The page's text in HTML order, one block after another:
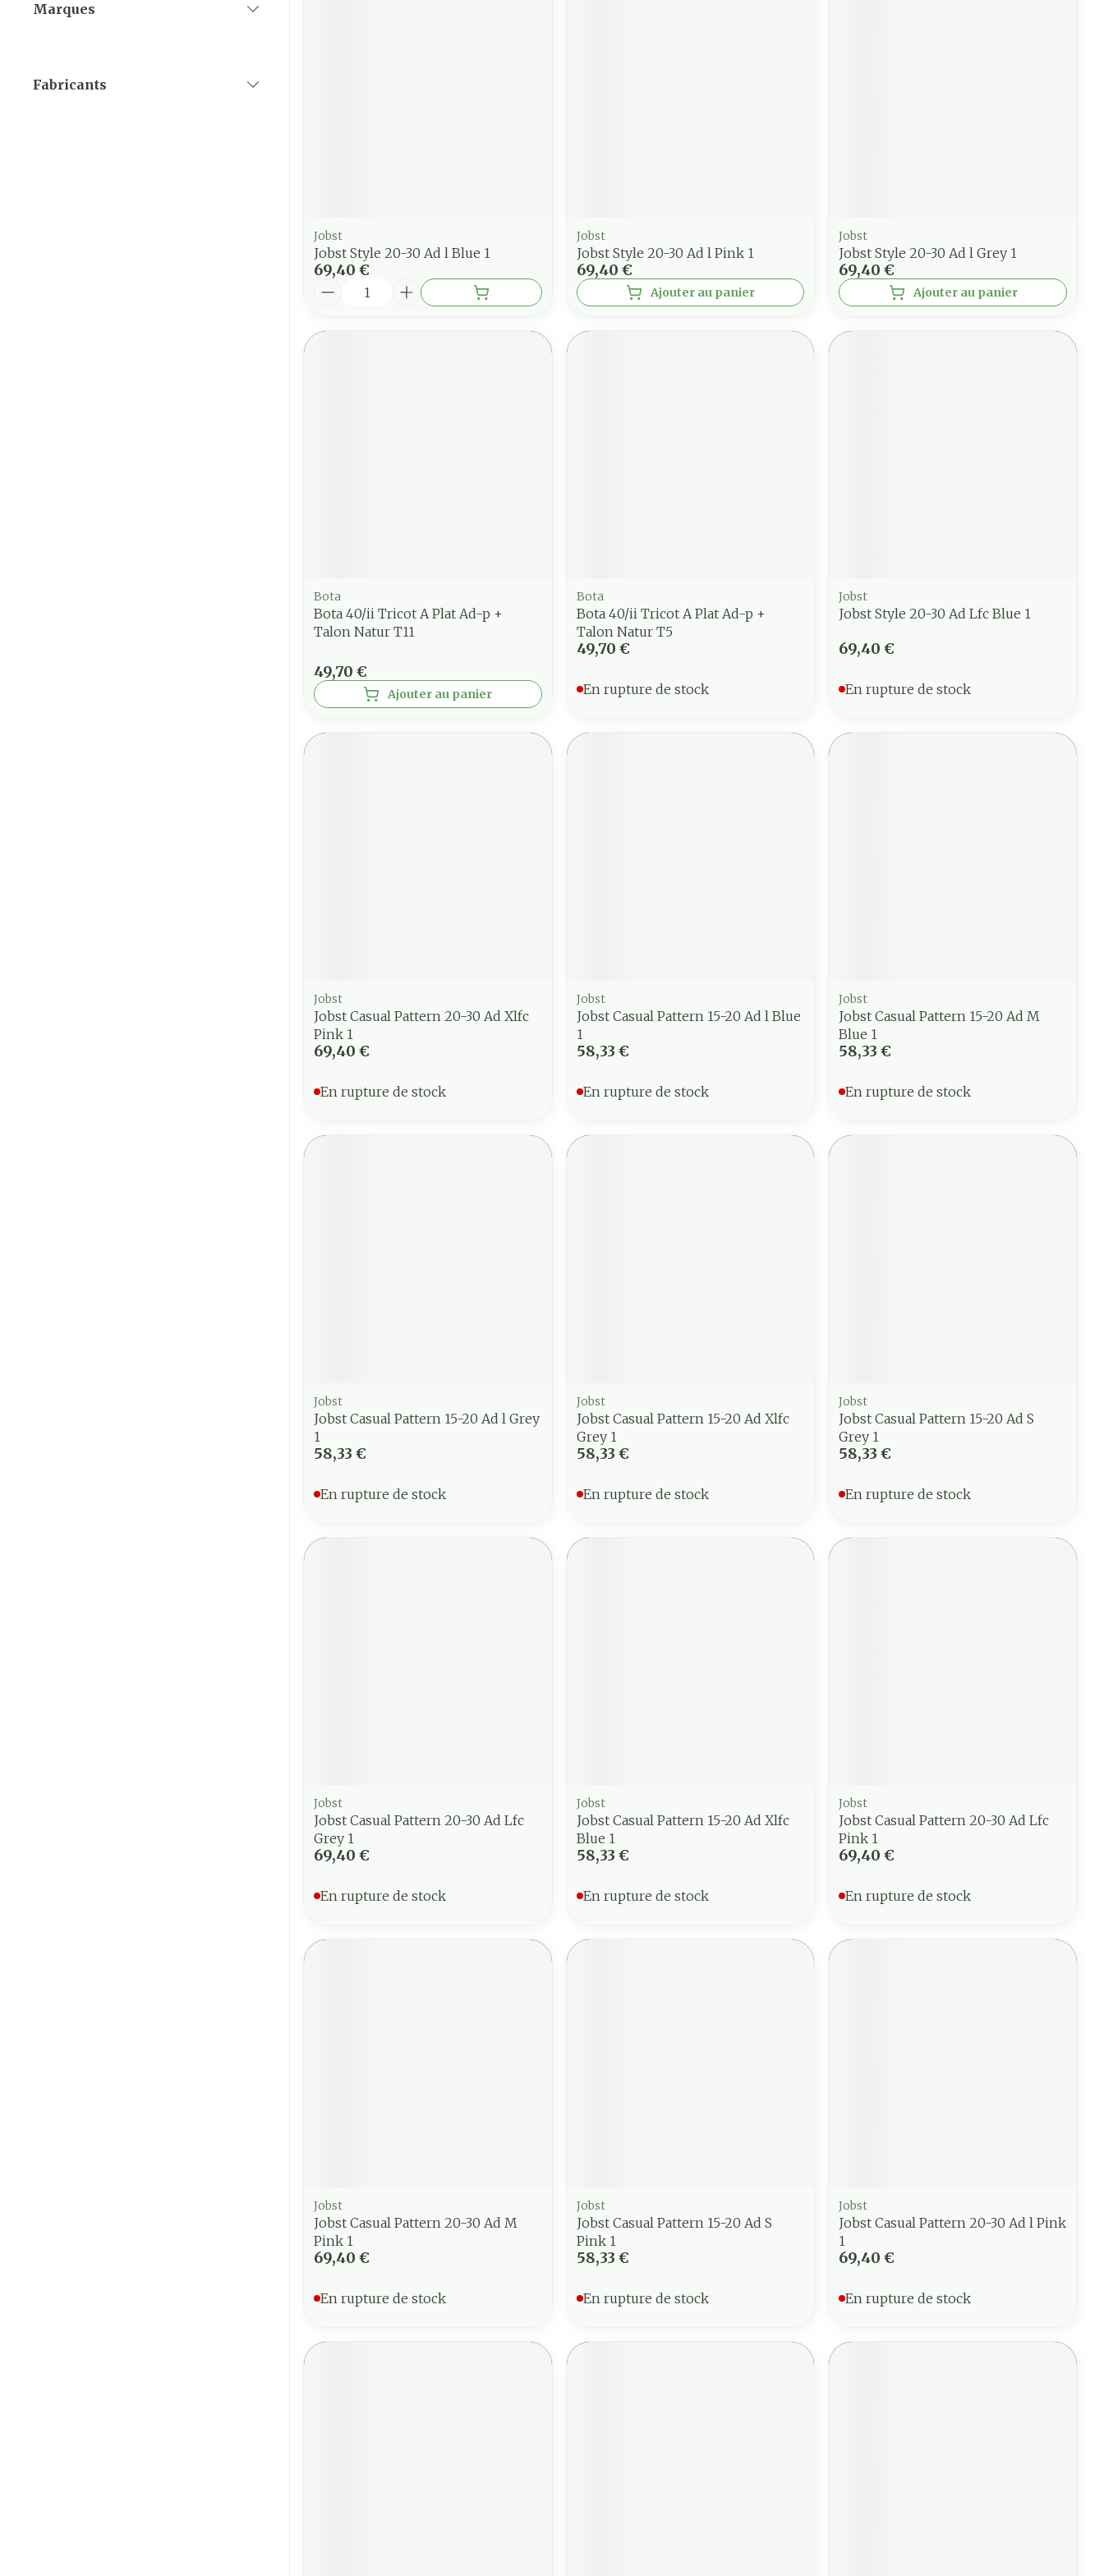
Marques
Fabricants
Jobst
Jobst Style 20-30 Ad l Blue 1
69,40 €
Quantité
Jobst
Jobst Style 20-30 Ad l Pink 1
69,40 €
Ajouter au panier
Jobst
Jobst Style 20-30 Ad l Grey 1
69,40 €
Ajouter au panier
Bota
Bota 40/ii Tricot A Plat Ad-p +
Talon Natur T11
49,70 €
Ajouter au panier
Bota
Bota 40/ii Tricot A Plat Ad-p +
Talon Natur T5
49,70 €
En rupture de stock
Jobst
Jobst Style 20-30 Ad Lfc Blue 1
69,40 €
En rupture de stock
Jobst
Jobst Casual Pattern 20-30 Ad Xlfc
Pink 1
69,40 €
En rupture de stock
Jobst
Jobst Casual Pattern 15-20 Ad l Blue
1
58,33 €
En rupture de stock
Jobst
Jobst Casual Pattern 15-20 Ad M
Blue 1
58,33 €
En rupture de stock
Jobst
Jobst Casual Pattern 15-20 Ad l Grey
1
58,33 €
En rupture de stock
Jobst
Jobst Casual Pattern 15-20 Ad Xlfc
Grey 1
58,33 €
En rupture de stock
Jobst
Jobst Casual Pattern 15-20 Ad S
Grey 1
58,33 €
En rupture de stock
Jobst
Jobst Casual Pattern 20-30 Ad Lfc
Grey 1
69,40 €
En rupture de stock
Jobst
Jobst Casual Pattern 15-20 Ad Xlfc
Blue 1
58,33 €
En rupture de stock
Jobst
Jobst Casual Pattern 20-30 Ad Lfc
Pink 1
69,40 €
En rupture de stock
Jobst
Jobst Casual Pattern 20-30 Ad M
Pink 1
69,40 €
En rupture de stock
Jobst
Jobst Casual Pattern 15-20 Ad S
Pink 1
58,33 €
En rupture de stock
Jobst
Jobst Casual Pattern 20-30 Ad l Pink
1
69,40 €
En rupture de stock